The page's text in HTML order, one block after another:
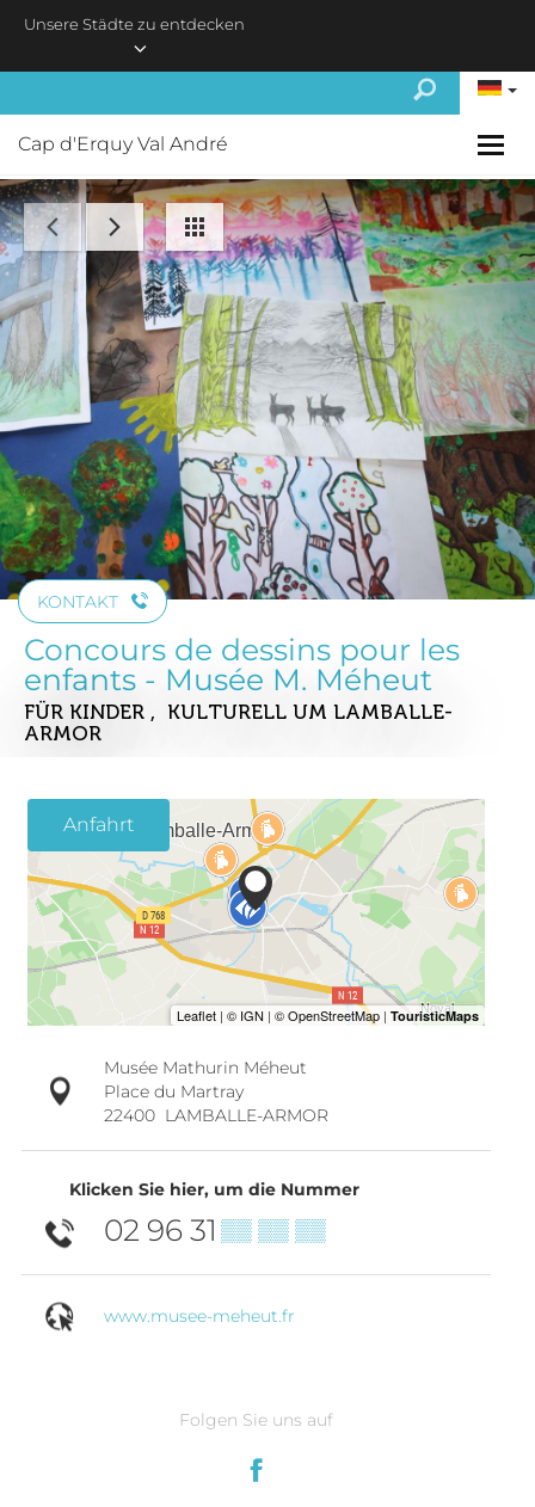
Unsere Städte zu entdecken
Cap d'Erquy Val André
KONTAKT
Concours de dessins pour les
enfants - Musée M. Méheut
FÜR KINDER , KULTURELL UM LAMBALLE-
ARMOR
Anfahrt
Musée Mathurin Méheut
Place du Martray
22400 LAMBALLE-ARMOR
Klicken Sie hier, um die Nummer
02 96 31 ▒▒ ▒▒ ▒▒
www.musee-meheut.fr
Folgen Sie uns auf